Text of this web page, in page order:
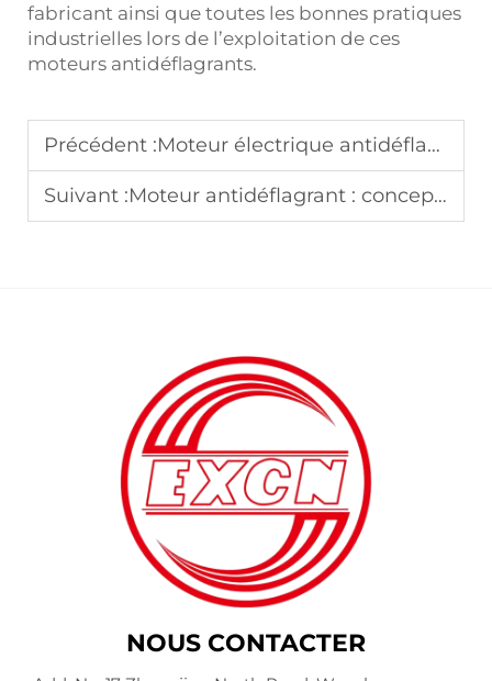
fabricant ainsi que toutes les bonnes pratiques
industrielles lors de l’exploitation de ces
moteurs antidéflagrants.
Précédent :Moteur électrique antidéflagrant : efficacité IE2 vs. IE3 vs. IE4
Suivant :Moteur antidéflagrant : conceptions de joints statiques par rapport à dynamiques
NOUS CONTACTER